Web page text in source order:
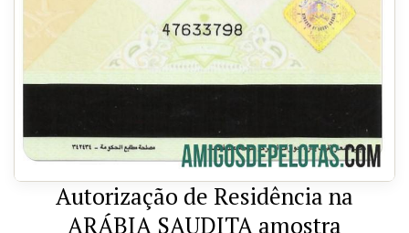
Autorização de Residência na
ARÁBIA SAUDITA amostra